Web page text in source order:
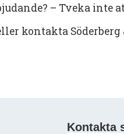
– Tveka inte
kontakta Söderberg
Kontakta